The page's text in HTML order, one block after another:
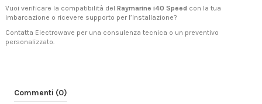
Vuoi verificare la compatibilità del Raymarine i40 Speed con la tua
imbarcazione o ricevere supporto per l’installazione?
Contatta Electrowave per una consulenza tecnica o un preventivo
personalizzato.
Commenti (0)